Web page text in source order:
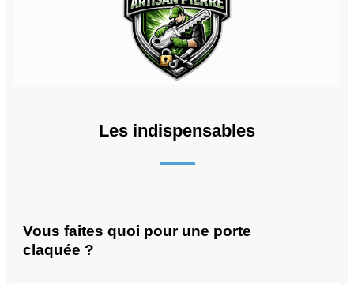
Les indispensables
Vous faites quoi pour une porte
claquée ?